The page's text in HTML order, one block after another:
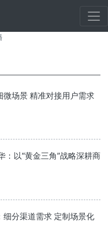
微场景 精准对接用户需求
：以“黄金三角”战略深耕商
细分渠道需求 定制场景化